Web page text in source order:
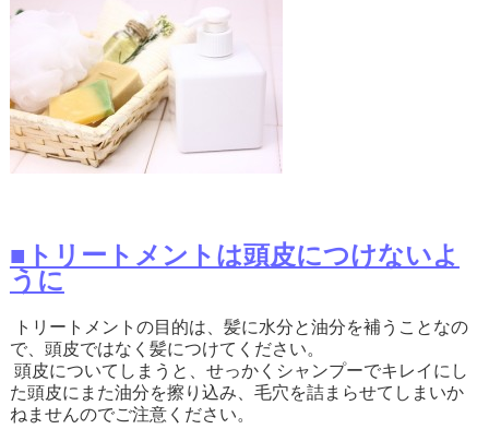
■トリートメントは頭皮につけないよ
うに
トリートメントの目的は、髪に水分と油分を補うことなの
で、頭皮ではなく髪につけてください。
頭皮についてしまうと、せっかくシャンプーでキレイにし
た頭皮にまた油分を擦り込み、毛穴を詰まらせてしまいか
ねませんのでご注意ください。